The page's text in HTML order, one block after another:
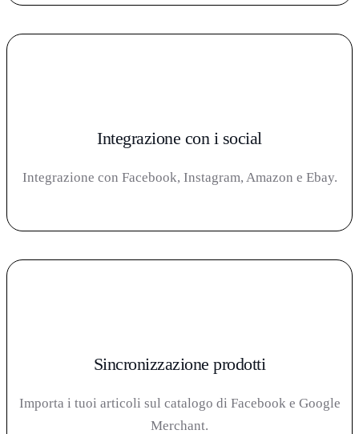
Integrazione con i social
Integrazione con Facebook, Instagram, Amazon e Ebay.
Sincronizzazione prodotti
Importa i tuoi articoli sul catalogo di Facebook e Google
Merchant.